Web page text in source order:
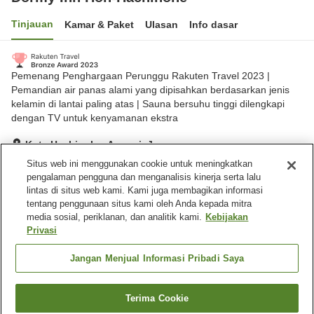
Tinjauan Kamar & Paket Ulasan Info dasar
Pemenang Penghargaan Perunggu Rakuten Travel 2023 |
Pemandian air panas alami yang dipisahkan berdasarkan jenis
kelamin di lantai paling atas | Sauna bersuhu tinggi dilengkapi
dengan TV untuk kenyamanan ekstra
Kota Hachinohe, Aomori, Jepang
Lihat di peta
Hebat Ulasan:1,070
Fasilitas properti
Tempat parkir
Sauna
Mesin penjual otomatis
Cari kamar
Situs web ini menggunakan cookie untuk meningkatkan
pengalaman pengguna dan menganalisis kinerja serta lalu
lintas di situs web kami. Kami juga membagikan informasi
tentang penggunaan situs kami oleh Anda kepada mitra
media sosial, periklanan, dan analitik kami. Kebijakan
Privasi
Jangan Menjual Informasi Pribadi Saya
Terima Cookie